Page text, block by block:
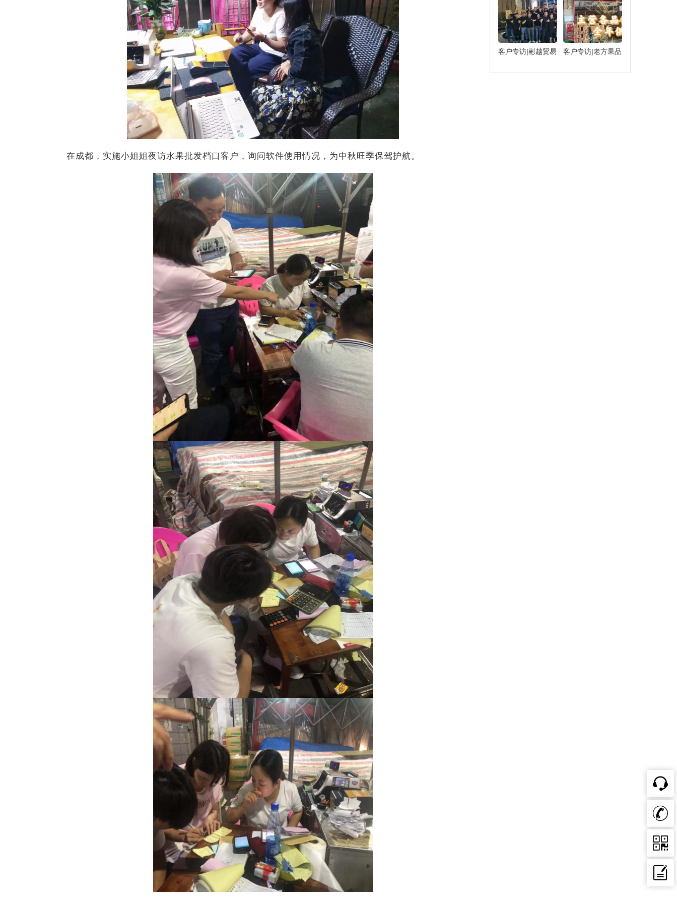
在成都，实施小姐姐夜访水果批发档口客户，询问软件使用情况，为中秋旺季保驾护航。
客户专访|彬越贸易 客户专访|老方果品